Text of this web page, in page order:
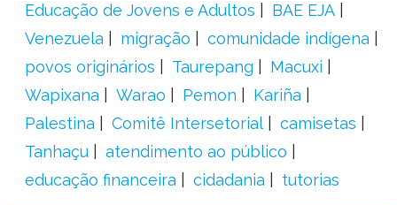
Educação de Jovens e Adultos
BAE EJA
Venezuela
migração
comunidade indígena
povos originários
Taurepang
Macuxi
Wapixana
Warao Pemon
Kariña
Palestina
Comitê Intersetorial
camisetas
Tanhaçu
atendimento ao público
educação financeira
cidadania tutorias